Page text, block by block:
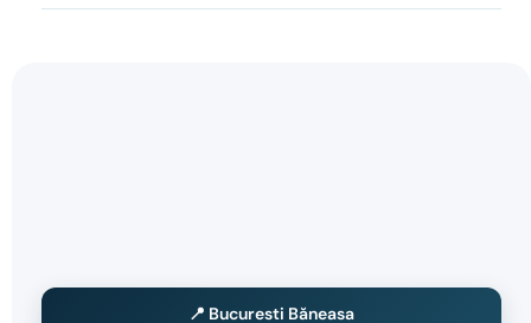
📍 Bucuresti Băneasa